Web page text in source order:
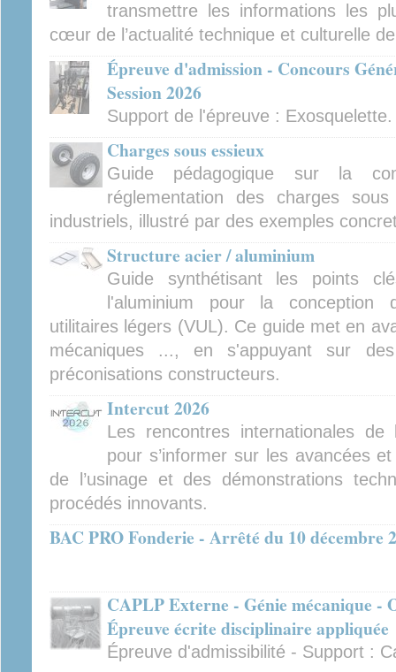
transmettre les informations les
cœur de l’actualité technique et culturelle
Épreuve d'admission - Concours
Session 2026
Support de l'épreuve : Exosquelette.
Charges sous essieux
Guide pédagogique sur la
réglementation des charges
industriels, illustré par des exemples
Structure acier / aluminium
Guide synthétisant les points
l'aluminium pour la conception
utilitaires légers (VUL). Ce guide met en
mécaniques ..., en s'appuyant sur
préconisations constructeurs.
Intercut 2026
Les rencontres internationales
pour s’informer sur les avancées
de l’usinage et des démonstrations
procédés innovants.
BAC PRO Fonderie - Arrêté du 10 décembre
CAPLP Externe - Génie mécanique -
Épreuve écrite disciplinaire appliquée
Épreuve d'admissibilité - Support :